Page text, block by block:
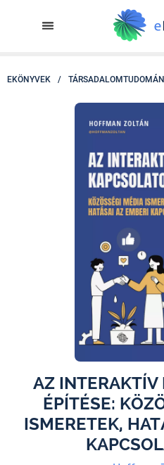
EKÖNYVEK /
AZ INTERAKTÍV
ÉPÍTÉSE:
ISMERETEK,